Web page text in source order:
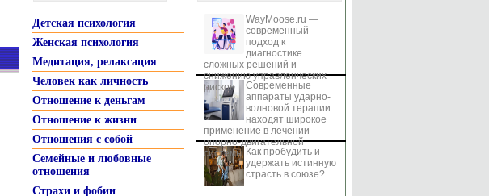
Детская психология
Женская психология
Медитация, релаксация
Человек как личность
Отношение к деньгам
Отношение к жизни
Отношения с собой
Семейные и любовные
отношения
Страхи и фобии
WayMoose.ru —
современный
подход к
диагностике
сложных решений и
снижению управленческих
рисков
Современные
аппараты ударно-
волновой терапии
находят широкое
применение в лечении
опорно-двигательной
системы Как пробудить и
удержать истинную
страсть в союзе?